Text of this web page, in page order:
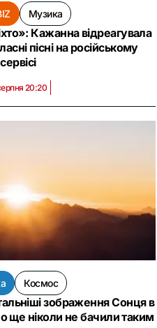
Музика
Кажанна відреагувала
пісні на російському
сервісі
20:20
Космос
зображення Сонця в
ще ніколи не бачили таким